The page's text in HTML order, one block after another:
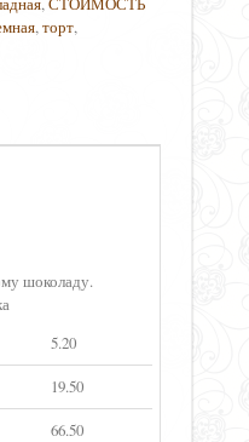
,торт,
шоколаду.
5.20
19.50
66.50